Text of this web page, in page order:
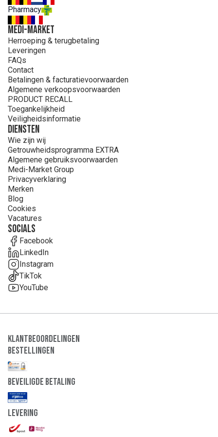
Pharmacy
MEDI-MARKET
Herroeping & terugbetaling
Leveringen
FAQs
Contact
Betalingen & facturatievoorwaarden
Algemene verkoopsvoorwaarden
PRODUCT RECALL
Toegankelijkheid
Veiligheidsinformatie
Diensten
Wie zijn wij
Getrouwheidsprogramma EXTRA
Algemene gebruiksvoorwaarden
Medi-Market Group
Privacyverklaring
Merken
Blog
Cookies
Vacatures
Socials
Facebook
LinkedIn
Instagram
TikTok
YouTube
Klantbeoordelingen
Bestellingen
Beveiligde Betaling
Levering